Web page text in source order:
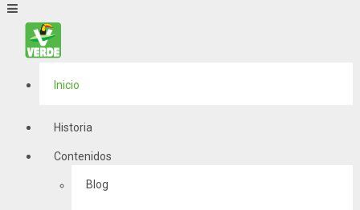
Inicio
Historia
Contenidos
Blog